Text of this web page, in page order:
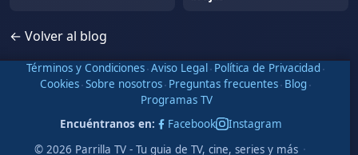
← Volver al blog
Términos y Condiciones·Aviso Legal· Política de Privacidad ·
Cookies·Sobre nosotros· Preguntas frecuentes· Blog ·
Programas TV
Encuéntranos en:
Facebook
Instagram
© 2026 Parrilla TV - Tu guia de TV, cine, series y más ·